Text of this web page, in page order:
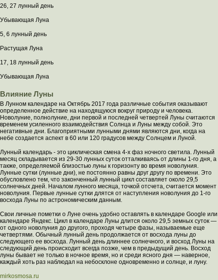
26, 27 лунный день
Убывающая Луна
5, 6 лунный день
Растущая Луна
17, 18 лунный день
Убывающая Луна
Влияние Луны
В Лунном календаре на Октябрь 2017 года различные события оказывают
определенное действие на находящуюся вокруг природу и человека.
Новолуние, полнолуние, дни первой и последней четвертей Луны считаются
временем усиленного взаимодействия Солнца и Луны между собой. Это
негативные дни. Благоприятными лунными днями являются дни, когда на
небе создается аспект в 60 или 120 градусов между Солнцем и Луной.
Лунный календарь - это циклическая смена 4-х фаз ночного светила. Лунный
месяц складывается из 29-30 лунных суток отталкиваясь от длины 1-го дня, а
также, определяемой близостью луны к горизонту во время новолуния.
Лунные сутки (лунные дни), не постоянно равны друг другу по времени. Это
обусловлено тем, что законченный лунный цикл составляет около 29,5
солнечных дней. Началом лунного месяца, точкой отсчета, считается момент
новолуния. Первые лунные сутки длятся от наступления новолуния до 1-го
восхода Луны по астрономическим данным.
Свои личные пометки о Луне очень удобно оставлять в календаре Google или
календаре Яндекс. Цикл в календаре Луны длится около 29,5 земных суток —
от одного новолуния до другого, проходя четыре фазы, называемые еще
четвертями. Обычный лунный день продолжается от восхода луны до
следующего ее восхода. Лунный день длиннее солнечного, и восход Луны на
следующий день происходит всегда позже, чем в предыдущий день. Восход
луны бывает не только в ночное время, но и среди ясного дня — наверное,
каждый хоть раз наблюдал на небосклоне одновременно и солнце, и луну.
mirkosmosa.ru